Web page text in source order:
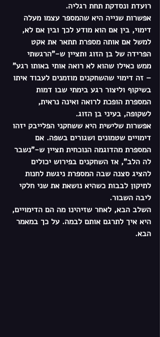
רועדת ונסדקת תחת רגליה.
אפשרות שנייה היא שהמספר עצמו מעלה
דימוי, בין אם הוא מודע לכך ובין אם לא,
למשל אם אותה מספרת תתאר את אקט
הפרידה של בן הזוג ותציין ש-"הרגשתי
ממש כאילו שהוא לא רואה אותי באותו רגע"
– זה דימוי שהשחקנים מוזמנים לעבוד איתו
בשיקוף וליצור רגע בימתי שבו דמות
המספרת הופכת לרואה ואינה נראית,
לשקופה, בעיני בן הזוג.
אפשרות שלישית היא ששחקני הפלייבק יזהו
דימויים שטמונים ושגורים בשפה. אם
המספרת מהדוגמה הנוכחית תציין ש-"נשבר
לה הלב", אז השחקנים בפירוש יכולים
להציג סצנה שבה המספרת ניגשת לחנות
לתיקון לבבות כשהיא נושאת את שני חלקי
ליבה השבור.
השלב הבא, לאחר שזיהינו מה הם הדימויים,
היא איך לתרגם אותם לבמה. על כך במאמר
הבא.